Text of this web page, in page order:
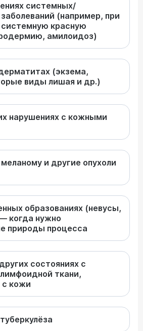
системных/
(например, при
красную
амилоидоз)
(экзема,
виды лишая и др.)
нарушениях с кожными
и другие опухоли
образованиях (невусы,
когда нужно
природы процесса
состояниях с
ткани,
кожи